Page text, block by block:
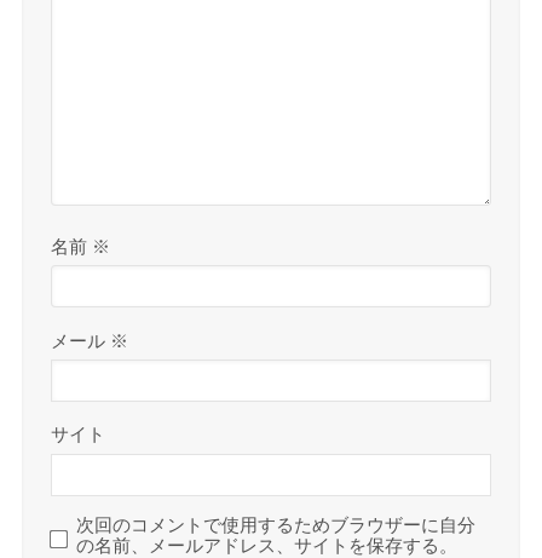
名前 ※
メール ※
サイト
次回のコメントで使用するためブラウザーに自分
の名前、メールアドレス、サイトを保存する。